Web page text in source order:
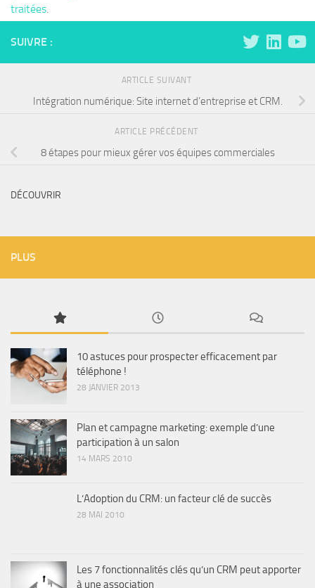
traitées.
SUIVRE :
ARTICLE SUIVANT
Intégration numérique: Site internet d’entreprise et CRM.
ARTICLE PRÉCÉDENT
8 étapes pour mieux gérer vos équipes commerciales
DÉCOUVRIR
PLUS
10 astuces pour prospecter efficacement par
téléphone !
28 JANVIER 2013
Plan et campagne marketing: exemple d’une
participation à un salon
14 MARS 2010
L’Adoption du CRM: un facteur clé de succès
28 MAI 2010
Les 7 fonctionnalités clés qu’un CRM peut apporter
à une association